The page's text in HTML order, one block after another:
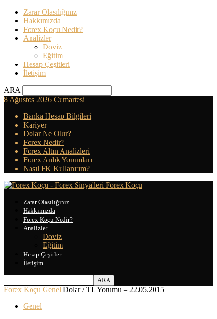
Zarar Olasılığınız
Hakkımızda
Forex Koçu Nedir?
Analizler
Doviz
Eğitim
Hesap Çeşitleri
İletişim
ARA
8 Ağustos 2026 Cumartesi
Banka Hesap Bilgileri
Kariyer
Dolar Ne Olur?
Forex Nedir?
Forex Altın Analizleri
Forex Anlık Yorumları
Nasıl FK Kullanırım?
Forex Koçu
Zarar Olasılığınız
Hakkımızda
Forex Koçu Nedir?
Analizler
Doviz
Eğitim
Hesap Çeşitleri
İletişim
Forex Koçu Genel Dolar / TL Yorumu – 22.05.2015
Genel